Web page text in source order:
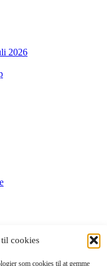
cookies
som cookies til at gemme
2026